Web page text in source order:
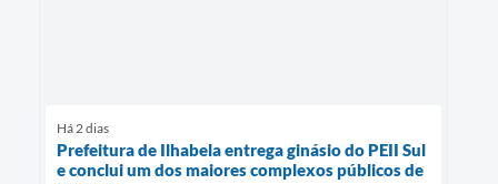
Há 2 dias
Prefeitura de Ilhabela entrega ginásio do PEII Sul
e conclui um dos maiores complexos públicos de